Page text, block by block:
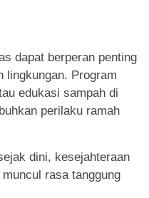
dapat berperan penting
lingkungan. Program
edukasi sampah di
perilaku ramah
dini, kesejahteraan
rasa tanggung